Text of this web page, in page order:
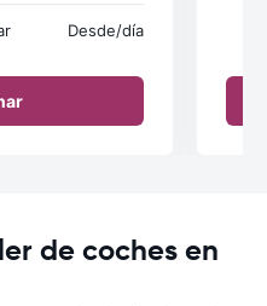
Desde/día
de coches en